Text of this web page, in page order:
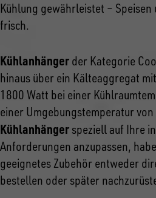
Kühlung gewährleistet –
frisch.
Kühlanhänger der Kategorie
hinaus über ein Kälteaggregat
1800 Watt bei einer
einer Umgebungstemperatur von
Kühlanhänger speziell auf Ihre
Anforderungen anzupassen,
geeignetes Zubehör entweder
bestellen oder später